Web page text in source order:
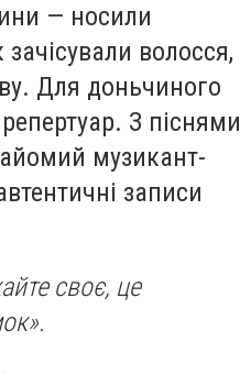
— носили
волосся,
Для доньчиного
З піснями
музикант-
записи
своє, це